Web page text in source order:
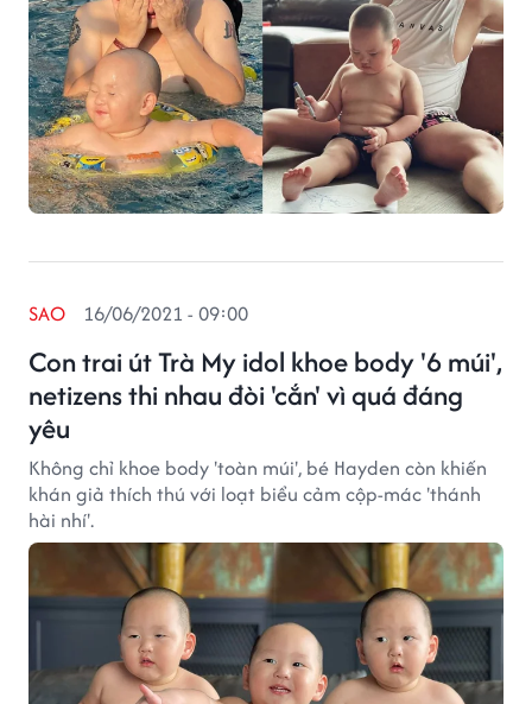
Con trai út Trà My idol khoe body '6 múi',
netizens thi nhau đòi 'cắn' vì quá đáng
yêu
SAO 16/06/2021 - 09:00
Không chỉ khoe body 'toàn múi', bé Hayden còn khiến
khán giả thích thú với loạt biểu cảm cộp-mác 'thánh
hài nhí'.